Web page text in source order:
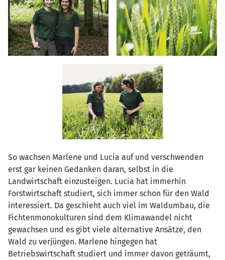
So wachsen Marlene und Lucia auf und verschwenden
erst gar keinen Gedanken daran, selbst in die
Landwirtschaft einzusteigen. Lucia hat immerhin
Forstwirtschaft studiert, sich immer schon für den Wald
interessiert. Da geschieht auch viel im Waldumbau, die
Fichtenmonokulturen sind dem Klimawandel nicht
gewachsen und es gibt viele alternative Ansätze, den
Wald zu verjüngen. Marlene hingegen hat
Betriebswirtschaft studiert und immer davon geträumt,